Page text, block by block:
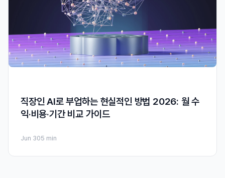
직장인 AI로 부업하는 현실적인 방법 2026: 월 수
익·비용·기간 비교 가이드
Jun 305 min